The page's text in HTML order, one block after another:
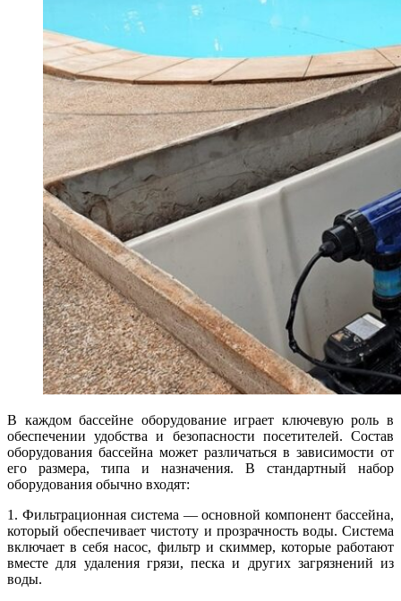
В каждом бассейне оборудование играет ключевую роль в
обеспечении удобства и безопасности посетителей. Состав
оборудования бассейна может различаться в зависимости от
его размера, типа и назначения. В стандартный набор
оборудования обычно входят:
1. Фильтрационная система — основной компонент бассейна,
который обеспечивает чистоту и прозрачность воды. Система
включает в себя насос, фильтр и скиммер, которые работают
вместе для удаления грязи, песка и других загрязнений из
воды.